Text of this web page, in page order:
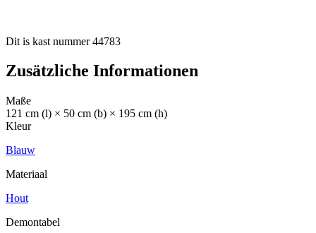
Dit is kast nummer 44783
Zusätzliche Informationen
Maße
121 cm (l) × 50 cm (b) × 195 cm (h)
Kleur
Blauw
Materiaal
Hout
Demontabel